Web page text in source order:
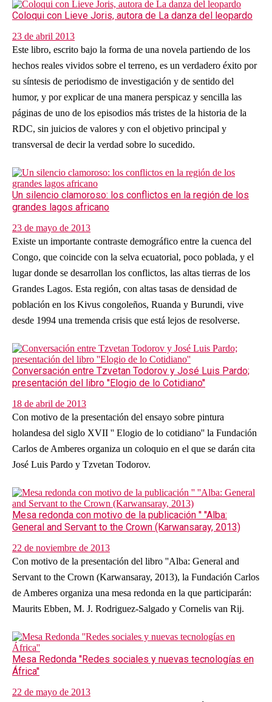
Coloqui con Lieve Joris, autora de La danza del leopardo
23 de abril 2013
Este libro, escrito bajo la forma de una novela partiendo de los
hechos reales vividos sobre el terreno, es un verdadero éxito por
su síntesis de periodismo de investigación y de sentido del
humor, y por explicar de una manera perspicaz y sencilla las
páginas de uno de los episodios más tristes de la historia de la
RDC, sin juicios de valores y con el objetivo principal y
transversal de decir la verdad sobre lo sucedido.
Un silencio clamoroso: los conflictos en la región de los
grandes lagos africano
23 de mayo de 2013
Existe un importante contraste demográfico entre la cuenca del
Congo, que coincide con la selva ecuatorial, poco poblada, y el
lugar donde se desarrollan los conflictos, las altas tierras de los
Grandes Lagos. Esta región, con altas tasas de densidad de
población en los Kivus congoleños, Ruanda y Burundi, vive
desde 1994 una tremenda crisis que está lejos de resolverse.
Conversación entre Tzvetan Todorov y José Luis Pardo;
presentación del libro ''Elogio de lo Cotidiano''
18 de abril de 2013
Con motivo de la presentación del ensayo sobre pintura
holandesa del siglo XVII '' Elogio de lo cotidiano'' la Fundación
Carlos de Amberes organiza un coloquio en el que se darán cita
José Luis Pardo y Tzvetan Todorov.
Mesa redonda con motivo de la publicación '' ''Alba:
General and Servant to the Crown (Karwansaray, 2013)
22 de noviembre de 2013
Con motivo de la presentación del libro ''Alba: General and
Servant to the Crown (Karwansaray, 2013), la Fundación Carlos
de Amberes organiza una mesa redonda en la que participarán:
Maurits Ebben, M. J. Rodriguez-Salgado y Cornelis van Rij.
Mesa Redonda ''Redes sociales y nuevas tecnologías en
África''
22 de mayo de 2013